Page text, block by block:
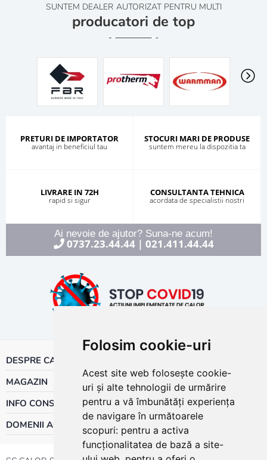
Folosim cookie-uri
Acest site web folosește cookie-
uri și alte tehnologii de urmărire
pentru a vă îmbunătăți experiența
de navigare în următoarele
scopuri: pentru a activa
funcționalitatea de bază a site-
SUNTEM DEALER AUTORIZAT PENTRU MULTI
producatori de top
PRETURI DE IMPORTATOR
avantaj in beneficiul tau
STOCURI MARI DE PRODUSE
suntem mereu la dispozitia ta
LIVRARE IN 72H
rapid si sigur
CONSULTANTA TEHNICA
acordata de specialistii nostri
Ai nevoie de ajutor? Suna-ne acum!
0737.23.44.44| 021.411.44.44
DESPRE CALOR
MAGAZIN
INFO CONSUMATOR
DOMENII ACTIVITATE